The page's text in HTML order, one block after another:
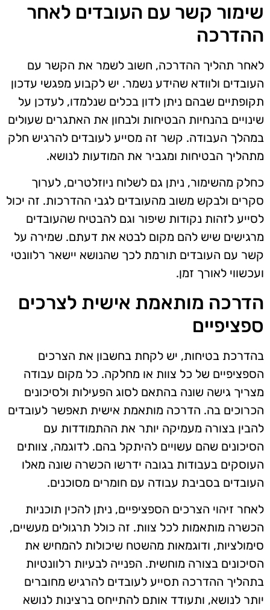
שימור קשר עם העובדים לאחר
ההדרכה
לאחר תהליך ההדרכה, חשוב לשמר את הקשר עם
העובדים ולוודא שהידע נשמר. יש לקבוע מפגשי עדכון
תקופתיים שבהם ניתן לדון בכלים שנלמדו, לעדכן על
שינויים בהנחיות הבטיחות ולבחון את האתגרים שעולים
במהלך העבודה. קשר זה מסייע לעובדים להרגיש חלק
מתהליך הבטיחות ומגביר את המודעות לנושא.
כחלק מהשימור, ניתן גם לשלוח ניוזלטרים, לערוך
סקרים ולבקש משוב מהעובדים לגבי ההדרכות. זה יכול
לסייע לזהות נקודות שיפור וגם להבטיח שהעובדים
מרגישים שיש להם מקום לבטא את דעתם. שמירה על
קשר עם העובדים תורמת לכך שהנושא יישאר רלוונטי
ועכשווי לאורך זמן.
הדרכה מותאמת אישית לצרכים
ספציפיים
בהדרכת בטיחות, יש לקחת בחשבון את הצרכים
הספציפיים של כל צוות או מחלקה. כל מקום עבודה
מצריך גישה שונה בהתאם לסוג הפעילות ולסיכונים
הכרוכים בה. הדרכה מותאמת אישית תאפשר לעובדים
להבין בצורה מעמיקה יותר את ההתמודדות עם
הסיכונים שהם עשויים להיתקל בהם. לדוגמה, צוותים
העוסקים בעבודות בגובה ידרשו הכשרה שונה מאלו
העובדים בסביבת עבודה עם חומרים מסוכנים.
לאחר זיהוי הצרכים הספציפיים, ניתן להכין תוכניות
הכשרה מותאמות לכל צוות. זה כולל תרגולים מעשיים,
סימולציות, ודוגמאות מהשטח שיכולות להמחיש את
הסיכונים בצורה מוחשית. הפנייה לבעיות רלוונטיות
בתהליך ההדרכה תסייע לעובדים להרגיש מחוברים
יותר לנושא, ותעודד אותם להתייחס ברצינות לנושא